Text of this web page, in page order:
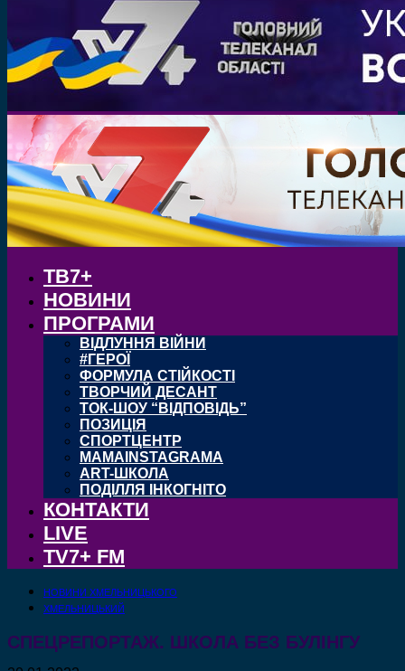
ТВ7+
НОВИНИ
ПРОГРАМИ
ВІДЛУННЯ ВІЙНИ
#ГЕРОЇ
ФОРМУЛА СТІЙКОСТІ
ТВОРЧИЙ ДЕСАНТ
ТОК-ШОУ “ВІДПОВІДЬ”
ПОЗИЦІЯ
СПОРТЦЕНТР
MAMAINSTAGRAMA
ART-ШКОЛА
ПОДІЛЛЯ ІНКОГНІТО
КОНТАКТИ
LIVE
TV7+ FM
НОВИНИ ХМЕЛЬНИЦЬКОГО
ХМЕЛЬНИЦЬКИЙ
СПЕЦРЕПОРТАЖ. ШКОЛА БЕЗ БУЛІНГУ